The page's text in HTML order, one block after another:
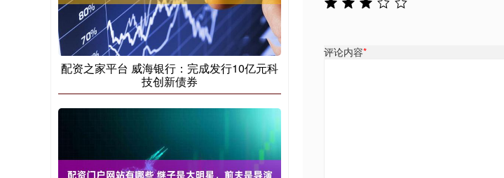
评论内容*
配资之家平台 威海银行：完成发行10亿元科
技创新债券